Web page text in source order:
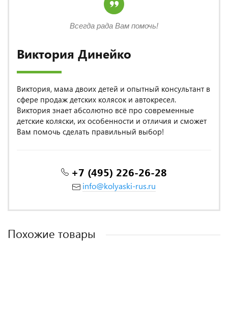
Виктория Динейко
Виктория, мама двоих детей и опытный консультант в
сфере продаж детских колясок и автокресел.
Виктория знает абсолютно всё про современные
детские коляски, их особенности и отличия и сможет
Вам помочь сделать правильный выбор!
+7 (495) 226-26-28
info@kolyaski-rus.ru
Всегда рада Вам помочь!
Похожие товары